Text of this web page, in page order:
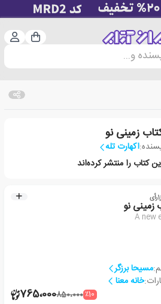
سبد
و...
زمینی نو
اکهارت تله
کتاب را منتشر کرده‌اند
1رأی
زمینی نو
A new
مسیحا برزگر
خانه معنا
٪10850،000765،000